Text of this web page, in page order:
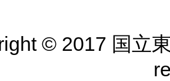
© 2017 国立